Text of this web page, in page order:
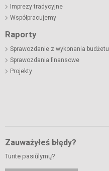
Imprezy tradycyjne
Współpracujemy
Raporty
Sprawozdanie z wykonania budżetu
Sprawozdania finansowe
Projekty
Zauważyłeś błędy?
Turite pasiūlymų?